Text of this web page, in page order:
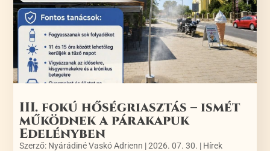
III. fokú hőségriasztás – ismét
működnek a párakapuk
Edelényben
Szerző: Nyárádiné Vaskó Adrienn |2026. 07. 30. | Hírek